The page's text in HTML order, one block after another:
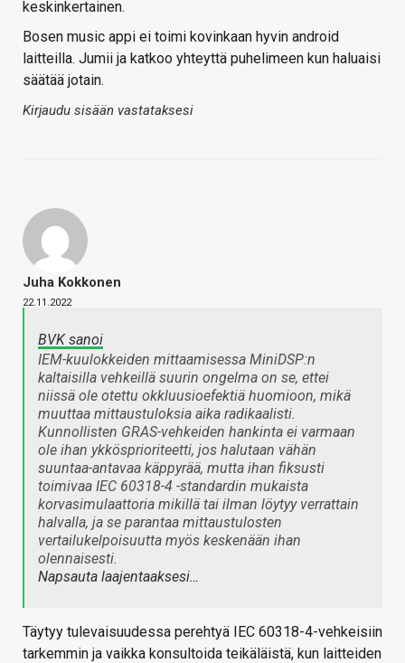
keskinkertainen.
Bosen music appi ei toimi kovinkaan hyvin android
laitteilla. Jumii ja katkoo yhteyttä puhelimeen kun haluaisi
säätää jotain.
Kirjaudu sisään vastataksesi
Juha Kokkonen
22.11.2022
BVK sanoi
IEM-kuulokkeiden mittaamisessa MiniDSP:n
kaltaisilla vehkeillä suurin ongelma on se, ettei
niissä ole otettu okkluusioefektiä huomioon, mikä
muuttaa mittaustuloksia aika radikaalisti.
Kunnollisten GRAS-vehkeiden hankinta ei varmaan
ole ihan ykkösprioriteetti, jos halutaan vähän
suuntaa-antavaa käppyrää, mutta ihan fiksusti
toimivaa IEC 60318-4 -standardin mukaista
korvasimulaattoria mikillä tai ilman löytyy verrattain
halvalla, ja se parantaa mittaustulosten
vertailukelpoisuutta myös keskenään ihan
olennaisesti.
Napsauta laajentaaksesi…
Täytyy tulevaisuudessa perehtyä IEC 60318-4-vehkeisiin
tarkemmin ja vaikka konsultoida teikäläistä, kun laitteiden